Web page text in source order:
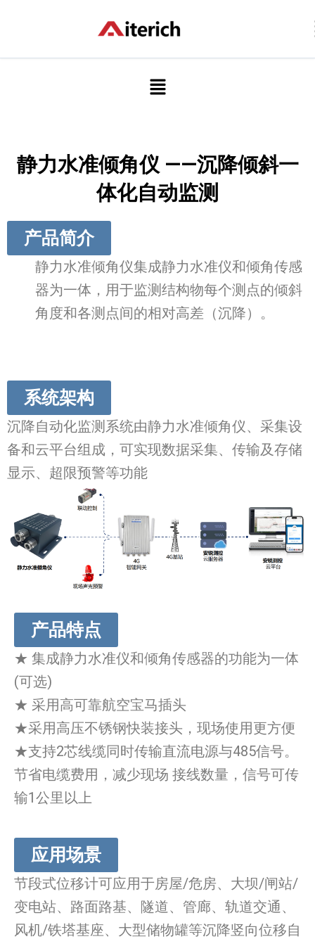
容
菜
单
静力水准倾角仪 ——沉降倾斜一
体化自动监测
产品简介
静力水准倾角仪集成静力水准仪和倾角传感
器为一体，用于监测结构物每个测点的倾斜
角度和各测点间的相对高差（沉降）。
系统架构
沉降自动化监测系统由静力水准倾角仪、采集设
备和云平台组成，可实现数据采集、传输及存储
显示、超限预警等功能
产品特点
★ 集成静力水准仪和倾角传感器的功能为一体
(可选)
★ 采用高可靠航空宝马插头
★采用高压不锈钢快装接头，现场使用更方便
★支持2芯线缆同时传输直流电源与485信号。
节省电缆费用，减少现场 接线数量，信号可传
输1公里以上
应用场景
节段式位移计可应用于房屋/危房、大坝/闸站/
变电站、路面路基、隧道、管廊、轨道交通、
风机/铁塔基座、大型储物罐等沉降竖向位移自